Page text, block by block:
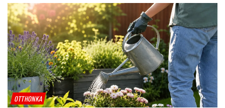
OTTHONKA